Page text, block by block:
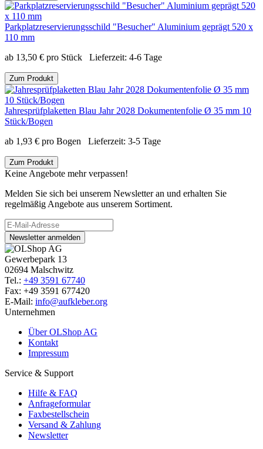
Parkplatzreservierungsschild "Besucher" Aluminium geprägt 520 x
110 mm
ab 13,50 € pro Stück Lieferzeit: 4-6 Tage
Zum Produkt
Jahresprüfplaketten Blau Jahr 2028 Dokumentenfolie Ø 35 mm 10
Stück/Bogen
ab 1,93 € pro Bogen Lieferzeit: 3-5 Tage
Zum Produkt
Keine Angebote mehr verpassen!
Melden Sie sich bei unserem Newsletter an und erhalten Sie
regelmäßig Angebote aus unserem Sortiment.
Newsletter anmelden
Gewerbepark 13
02694 Malschwitz
Tel.: +49 3591 67740
Fax: +49 3591 677420
E-Mail: info@aufkleber.org
Unternehmen
Über OLShop AG
Kontakt
Impressum
Service & Support
Hilfe & FAQ
Anfrageformular
Faxbestellschein
Versand & Zahlung
Newsletter